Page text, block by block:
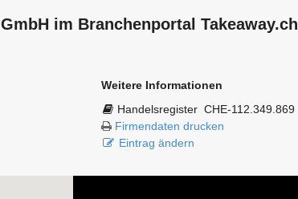
im Branchen­portal Takeaway.ch
Weitere Informationen
Handelsregister CHE-112.349.869
Firmendaten drucken
Eintrag ändern